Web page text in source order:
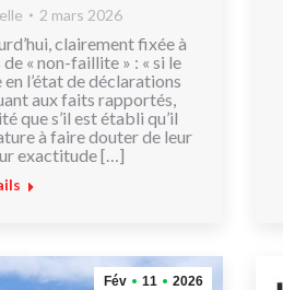
2 mars 2026
clairement fixée à
« non-faillite » : « si le
l’état de déclarations
aux faits rapportés,
que s’il est établi qu’il
à faire douter de leur
exactitude […]
Fév 11 2026